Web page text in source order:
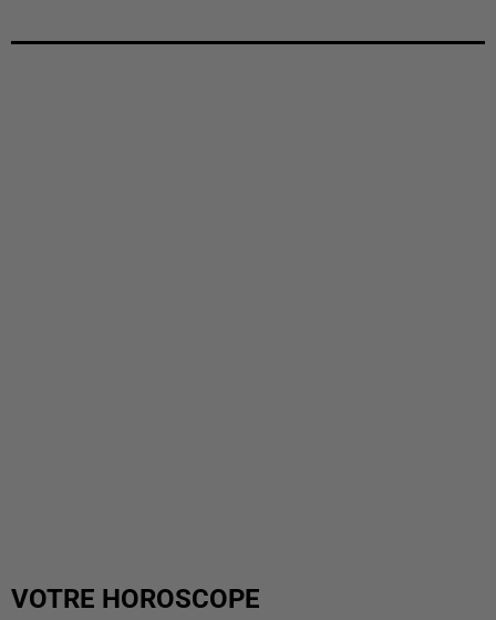
VOTRE HOROSCOPE